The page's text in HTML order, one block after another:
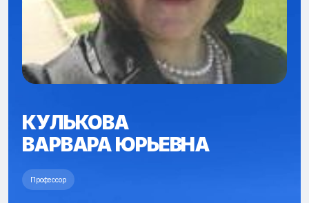
КУЛЬКОВА
ВАРВАРА ЮРЬЕВНА
Профессор